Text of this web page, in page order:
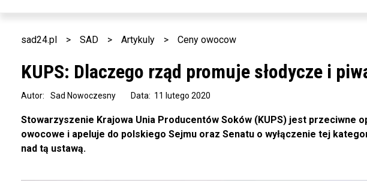
sad24.pl > SAD > Artykuly > Ceny owocow
KUPS: Dlaczego rząd promuje słodycze i
Data: 11 lutego 2020
Autor: Sad Nowoczesny
Stowarzyszenie Krajowa Unia Producentów Soków (KUPS) jest przeciwne
owocowe i apeluje do polskiego Sejmu oraz Senatu o wyłączenie tej
nad tą ustawą.